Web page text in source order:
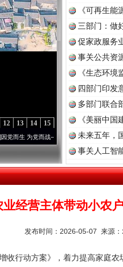
15
14
13
12
党而战——百年“纪”事⑧加强纪律..·[视频]
《可再生能
三部门：做
促家政服务
事关公共资
《生态环境
读
四部门印发
多部门联合
《美丽中国
未来五年，
事关人工智
经营主体带动小农
发布时间：2026-05-07 来源：
行动方案》，着力提高家庭农